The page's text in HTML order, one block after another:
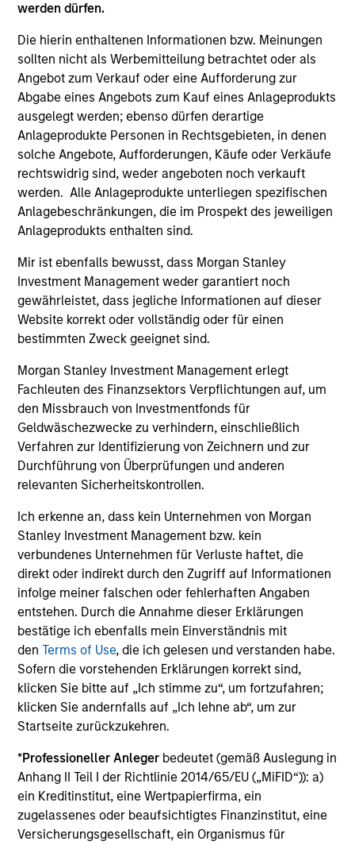
werden dürfen.
Die hierin enthaltenen Informationen bzw. Meinungen
sollten nicht als Werbemitteilung betrachtet oder als
Angebot zum Verkauf oder eine Aufforderung zur
Abgabe eines Angebots zum Kauf eines Anlageprodukts
ausgelegt werden; ebenso dürfen derartige
Anlageprodukte Personen in Rechtsgebieten, in denen
solche Angebote, Aufforderungen, Käufe oder Verkäufe
rechtswidrig sind, weder angeboten noch verkauft
werden. Alle Anlageprodukte unterliegen spezifischen
Anlagebeschränkungen, die im Prospekt des jeweiligen
Anlageprodukts enthalten sind.
Mir ist ebenfalls bewusst, dass Morgan Stanley
Investment Management weder garantiert noch
gewährleistet, dass jegliche Informationen auf dieser
Website korrekt oder vollständig oder für einen
bestimmten Zweck geeignet sind.
Morgan Stanley Investment Management erlegt
Fachleuten des Finanzsektors Verpflichtungen auf, um
den Missbrauch von Investmentfonds für
Geldwäschezwecke zu verhindern, einschließlich
Verfahren zur Identifizierung von Zeichnern und zur
Durchführung von Überprüfungen und anderen
relevanten Sicherheitskontrollen.
Ich erkenne an, dass kein Unternehmen von Morgan
Stanley Investment Management bzw. kein
verbundenes Unternehmen für Verluste haftet, die
direkt oder indirekt durch den Zugriff auf Informationen
infolge meiner falschen oder fehlerhaften Angaben
entstehen. Durch die Annahme dieser Erklärungen
bestätige ich ebenfalls mein Einverständnis mit
denTerms of Use, die ich gelesen und verstanden habe.
Sofern die vorstehenden Erklärungen korrekt sind,
klicken Sie bitte auf „Ich stimme zu“, um fortzufahren;
klicken Sie andernfalls auf „Ich lehne ab“, um zur
Startseite zurückzukehren.
*Professioneller Anleger bedeutet (gemäß Auslegung in
Anhang II Teil I der Richtlinie 2014/65/EU („MiFID“)): a)
ein Kreditinstitut, eine Wertpapierfirma, ein
zugelassenes oder beaufsichtigtes Finanzinstitut, eine
Versicherungsgesellschaft, ein Organismus für
1
A portfolio of high quality compounders
A concentrated portfolio of companies selected by an
investment team with a proven track record in identifying
well-managed high quality businesses with resilient
earnings. These include IT companies offering must-have
software and services, life sciences and health care
equipment firms providing indispensable products, and
world-renowned consumer brand franchises. The team
also finds capital light, high return businesses in more
niche industries, such as professional services in
industrials and payments in financials.
2
Managing the risks that matter
Preserving capital is key to the ability to compound
money over time. With this focus on minimising the risk
of permanent loss of capital rather than chasing upside,
the team expects American Resilience to exhibit an
asymmetric performance profile over time – delivering
attractive long-term returns and reduced downside
hallmark of the team’s longstanding global compounder
strategies.
3
A long-standing history of active investing
With over 25 years investing in quality companies, the
experienced and well-resourced International Equity
team uses their time-tested investment process and
stock-selection criteria to manage the American
Investment Approach